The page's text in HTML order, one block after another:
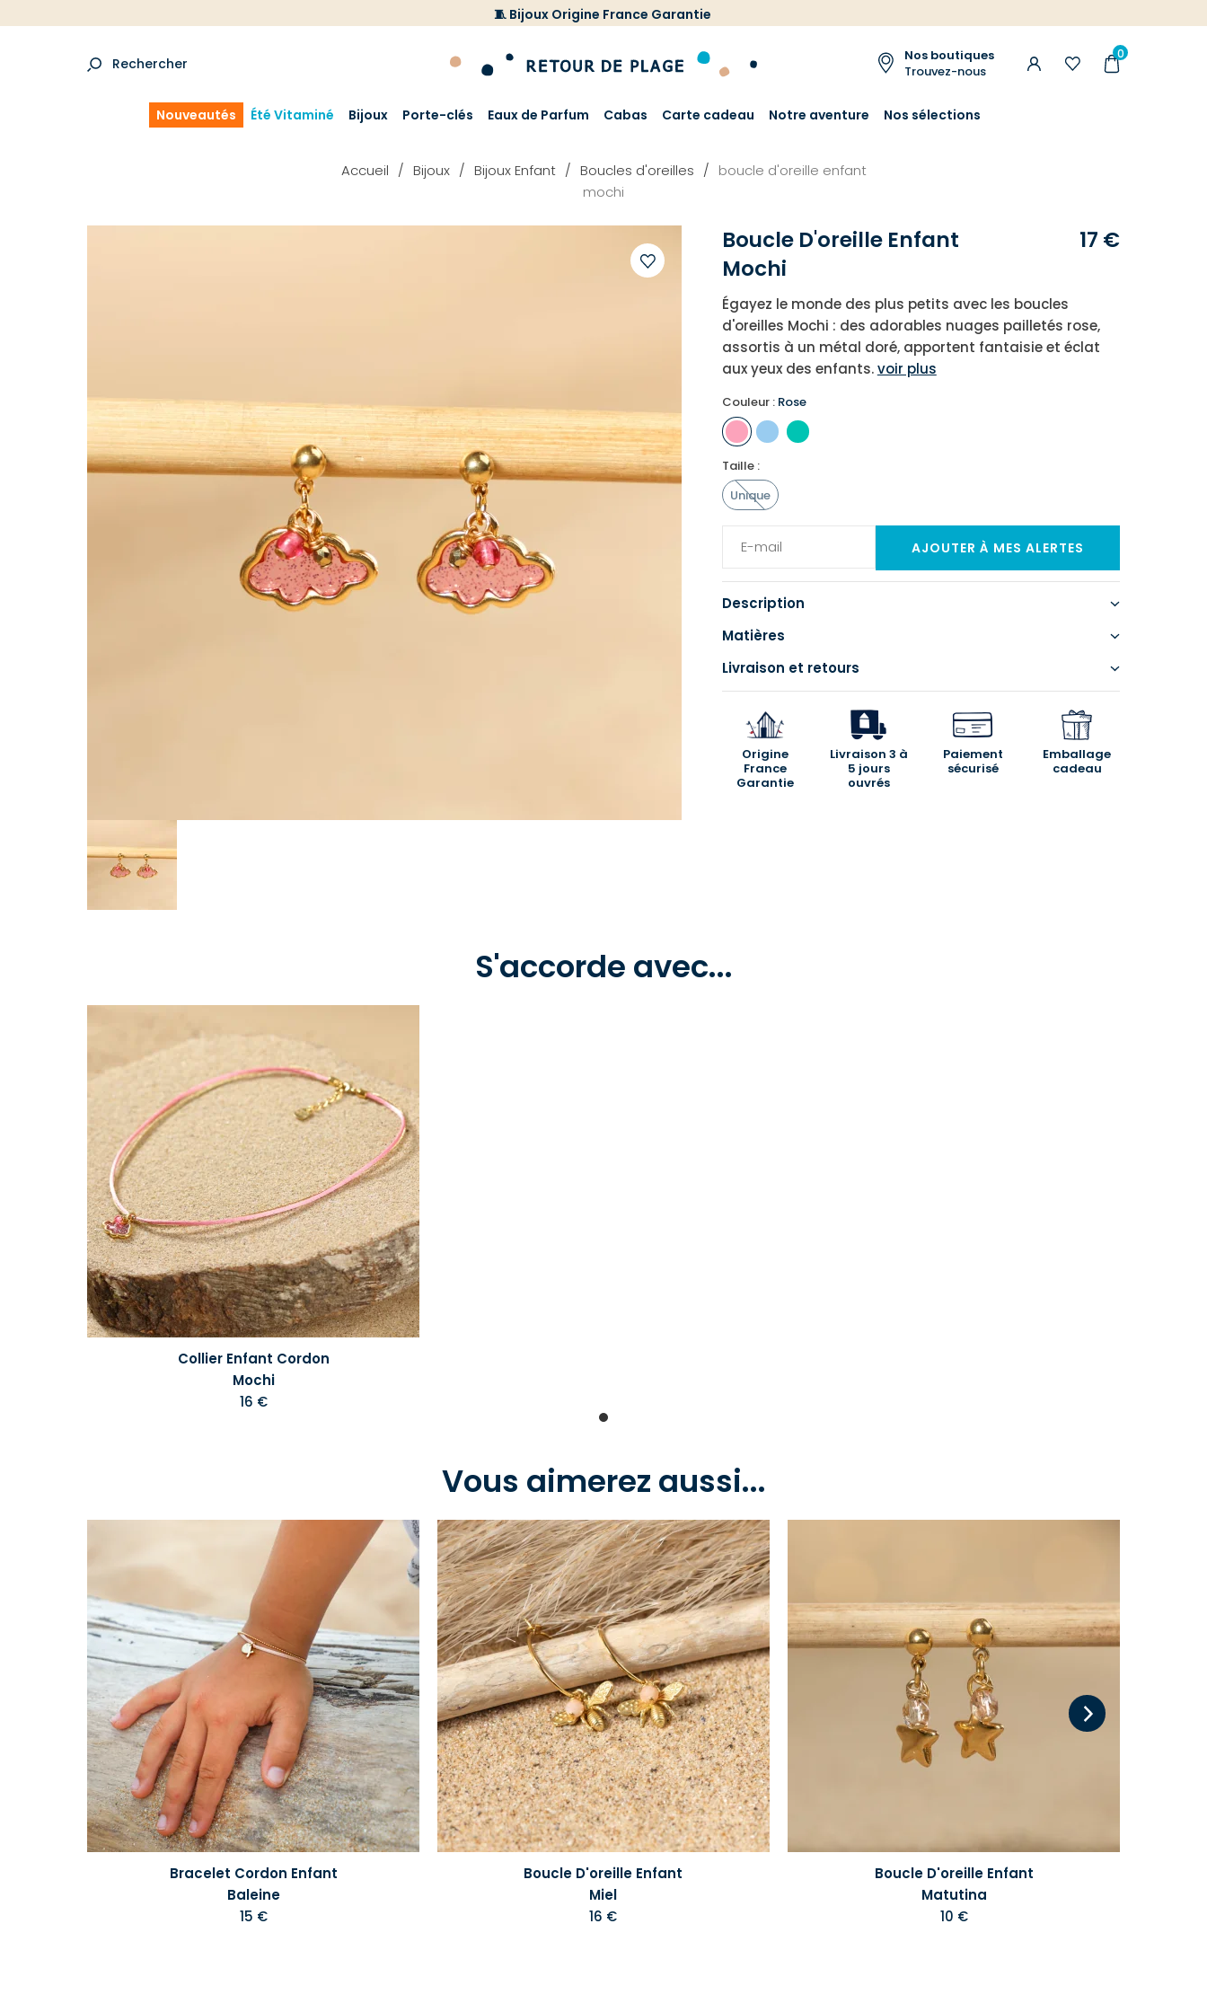
🧵 Bijoux Origine France Garantie
Rechercher
Nos boutiques
Trouvez-nous
0
Nouveautés Été Vitaminé Bijoux Porte-clés Eaux de Parfum Cabas Carte cadeau Notre aventure Nos sélections
Accueil Bijoux Bijoux Enfant Boucles d'oreilles
boucle d'oreille enfant
mochi
Boucle D'oreille Enfant
Mochi
17 €
Égayez le monde des plus petits avec les boucles
d'oreilles Mochi : des adorables nuages ​​pailletés rose,
assortis à un métal doré, apportent fantaisie et éclat
aux yeux des enfants.voir plus
Couleur : Rose
Taille :
Unique
Description
Matières
Livraison et retours
Origine
France
Garantie
Livraison 3 à
5 jours
ouvrés
Paiement
sécurisé
Emballage
cadeau
S'accorde avec...
Collier Enfant Cordon
Mochi
16 €
Vous aimerez aussi...
Bracelet Cordon Enfant
Baleine
15 €
Boucle D'oreille Enfant
Miel
16 €
Boucle D'oreille Enfant
Matutina
10 €